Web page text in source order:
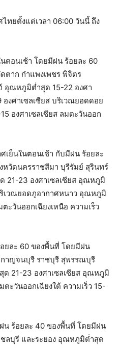
ทยตั้งแต่เวลา 06:00 วันนี้ ถึง
ตอนเช้า โดยมีฝน ร้อยละ 60
ตาก กำแพงเพชร พิจิตร
อุณหภูมิต่ำสุด 15-22 องศา
งศาเซลเซียส บริเวณยอดดอย
องศาเซลเซียส ลมตะวันออก
เย็นในตอนเช้า กับมีฝน ร้อยละ
วัดนครราชสีมา บุรีรัมย์ สุรินทร์
21-23 องศาเซลเซียส อุณหภูมิ
เวณยอดภูอากาศหนาว อุณหภูมิ
ะวันออกเฉียงเหนือ ความเร็ว
ยละ 60 ของพื้นที่ โดยมีฝน
าญจนบุรี ราชบุรี สุพรรณบุรี
21-23 องศาเซลเซียส อุณหภูมิ
ะวันออกเฉียงใต้ ความเร็ว 15-
น ร้อยละ 40 ของพื้นที่ โดยมีฝน
ลบุรี และระยอง อุณหภูมิต่ำสุด